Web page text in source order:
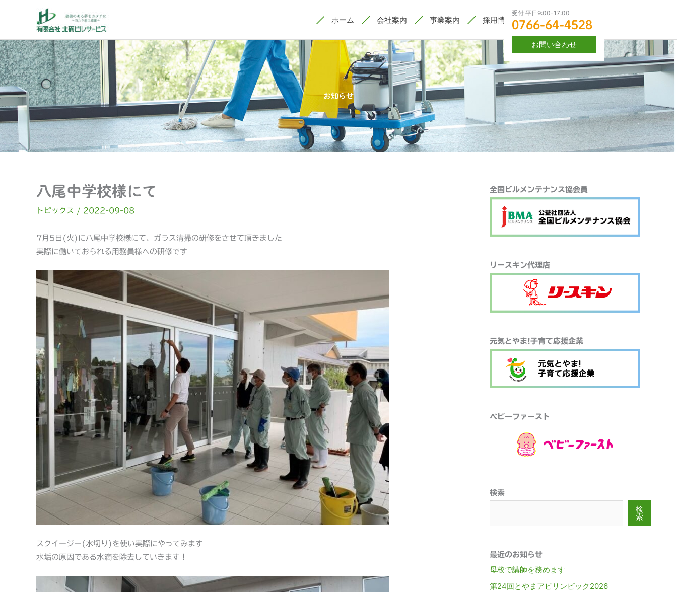
ス
キ
ッ
プ
受付 平日9:00-17:00
0766-64-4528
お問い合わせ
ホーム 会社案内 事業案内 採用情報
お知らせ
八尾中学校様にて
トピックス / 2022-09-08
7月5日(火)に八尾中学校様にて、ガラス清掃の研修をさせて頂きました
実際に働いておられる用務員様への研修です
スクイージー(水切り)を使い実際にやってみます
水垢の原因である水滴を除去していきます！
全国ビルメンテナンス協会員
リースキン代理店
元気とやま!子育て応援企業
ベビーファースト
検索
検
検
索
最近のお知らせ
母校で講師を務めます
第24回とやまアビリンピック2026